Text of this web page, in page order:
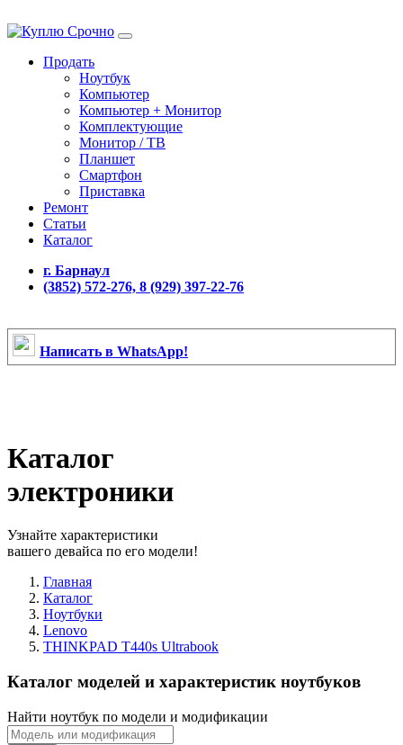
Продать
Ноутбук
Компьютер
Компьютер + Монитор
Комплектующие
Монитор / ТВ
Планшет
Смартфон
Приставка
Ремонт
Статьи
Каталог
г. Барнаул
(3852) 572-276, 8 (929) 397-22-76
Написать в WhatsApp!
Каталог
электроники
Узнайте характеристики
вашего девайса по его модели!
Главная
Каталог
Ноутбуки
Lenovo
THINKPAD T440s Ultrabook
Каталог моделей и характеристик ноутбуков
Найти ноутбук по модели и модификации